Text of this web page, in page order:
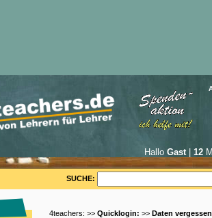
Hallo Gast| 12
SUCHE:
4teachers: >> Quicklogin: >> Daten vergessen